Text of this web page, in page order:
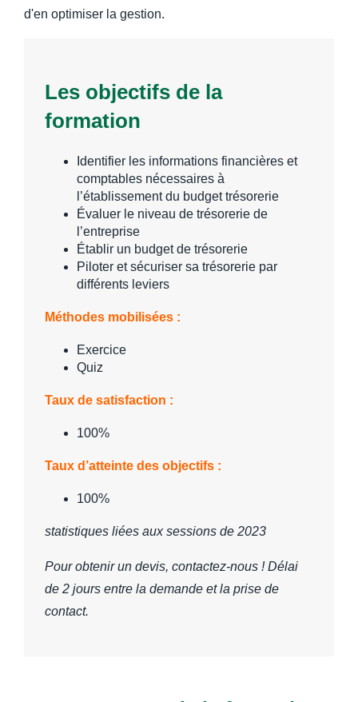
d'en optimiser la gestion.
Les objectifs de la
formation
Identifier les informations financières et
comptables nécessaires à
l’établissement du budget trésorerie
Évaluer le niveau de trésorerie de
l’entreprise
Établir un budget de trésorerie
Piloter et sécuriser sa trésorerie par
différents leviers
Méthodes mobilisées :
Exercice
Quiz
Taux de satisfaction :
100%
Taux d’atteinte des objectifs :
100%
statistiques liées aux sessions de 2023
Pour obtenir un devis, contactez-nous ! Délai
de 2 jours entre la demande et la prise de
contact.